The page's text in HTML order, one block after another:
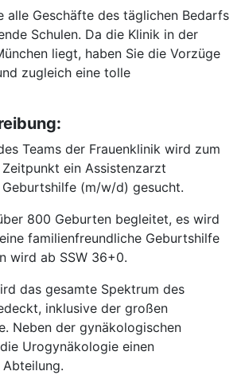
alle Geschäfte des täglichen Bedarfs
Schulen. Da die Klinik in der
liegt, haben Sie die Vorzüge
zugleich eine tolle
Teams der Frauenklinik wird zum
ein Assistenzarzt
(m/w/d) gesucht.
800 Geburten begleitet, es wird
familienfreundliche Geburtshilfe
wird ab SSW 36+0.
das gesamte Spektrum des
inklusive der großen
Neben der gynäkologischen
Urogynäkologie einen